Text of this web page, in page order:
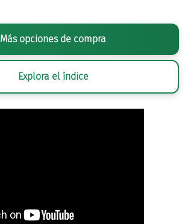
Más opciones de compra
Explora el índice